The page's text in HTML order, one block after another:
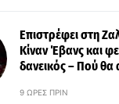
Επιστρέφει στη
Κίναν Έβανς και
δανεικός – Πού θα
9 ΏΡΕΣ ΠΡΙΝ